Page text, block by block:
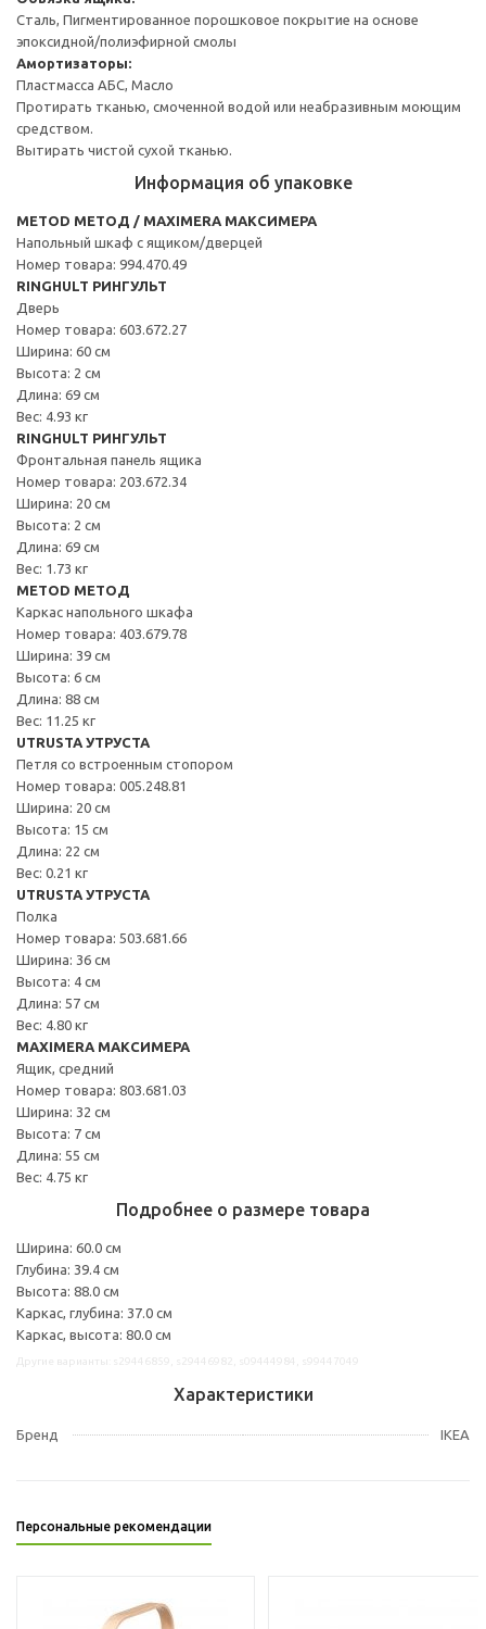
Сталь, Пигментированное порошковое покрытие на основе
эпоксидной/полиэфирной смолы
Амортизаторы:
Пластмасса АБС, Масло
Протирать тканью, смоченной водой или неабразивным моющим
средством.
Вытирать чистой сухой тканью.
Информация об упаковке
METOD МЕТОД / MAXIMERA МАКСИМЕРА
Напольный шкаф с ящиком/дверцей
Номер товара: 994.470.49
RINGHULT РИНГУЛЬТ
Дверь
Номер товара: 603.672.27
Ширина: 60 см
Высота: 2 см
Длина: 69 см
Вес: 4.93 кг
RINGHULT РИНГУЛЬТ
Фронтальная панель ящика
Номер товара: 203.672.34
Ширина: 20 см
Высота: 2 см
Длина: 69 см
Вес: 1.73 кг
METOD МЕТОД
Каркас напольного шкафа
Номер товара: 403.679.78
Ширина: 39 см
Высота: 6 см
Длина: 88 см
Вес: 11.25 кг
UTRUSTA УТРУСТА
Петля со встроенным стопором
Номер товара: 005.248.81
Ширина: 20 см
Высота: 15 см
Длина: 22 см
Вес: 0.21 кг
UTRUSTA УТРУСТА
Полка
Номер товара: 503.681.66
Ширина: 36 см
Высота: 4 см
Длина: 57 см
Вес: 4.80 кг
MAXIMERA МАКСИМЕРА
Ящик, средний
Номер товара: 803.681.03
Ширина: 32 см
Высота: 7 см
Длина: 55 см
Вес: 4.75 кг
Подробнее о размере товара
Ширина: 60.0 см
Глубина: 39.4 см
Высота: 88.0 см
Каркас, глубина: 37.0 см
Каркас, высота: 80.0 см
Характеристики
Бренд IKEA
Персональные рекомендации